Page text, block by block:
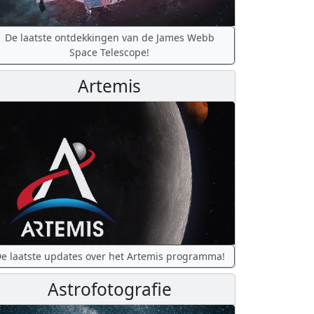
De laatste ontdekkingen van de James Webb
Space Telescope!
Artemis
laatste updates over het Artemis programma!
Astrofotografie